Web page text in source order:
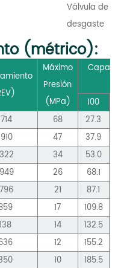
Válvula de
desgaste
(métrico):
Máximo
Presión
(MPa) 100
68 27.3
47 37.9
34 53.0
26 68.1
21 87.1
17 109.8
14 132.5
12 155.2
10 185.5